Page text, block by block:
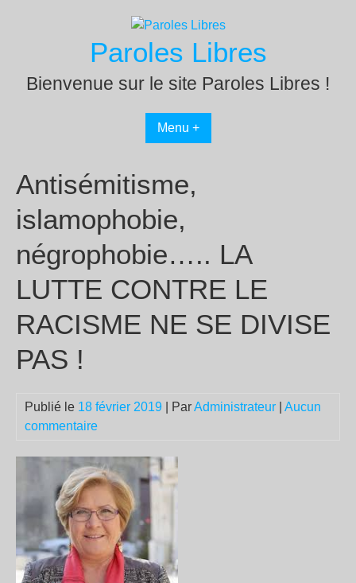
Paroles Libres
Bienvenue sur le site Paroles Libres !
Menu +
Antisémitisme,
islamophobie,
négrophobie….. LA
LUTTE CONTRE LE
RACISME NE SE DIVISE
PAS !
Publié le 18 février 2019 | ParAdministrateur
Aucun
commentaire